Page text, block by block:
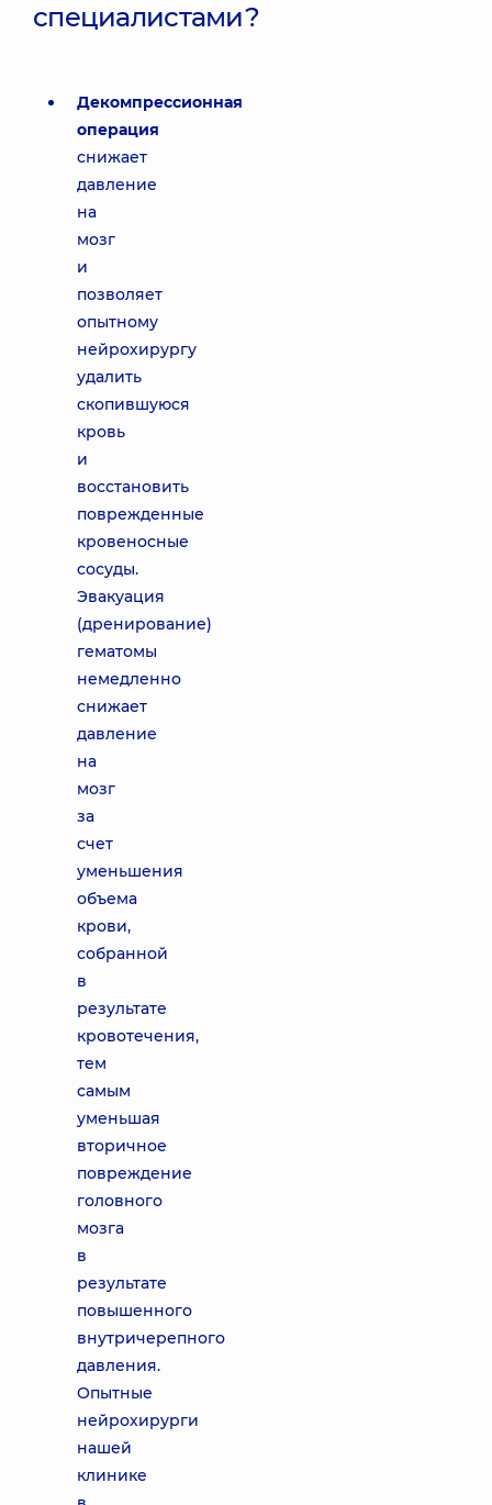
специалистами?
Декомпрессионная
операция
снижает
давление
на
мозг
и
позволяет
опытному
нейрохирургу
удалить
скопившуюся
кровь
и
восстановить
поврежденные
кровеносные
сосуды.
Эвакуация
(дренирование)
гематомы
немедленно
снижает
давление
на
мозг
за
счет
уменьшения
объема
крови,
собранной
в
результате
кровотечения,
тем
самым
уменьшая
вторичное
повреждение
головного
мозга
в
результате
повышенного
внутричерепного
давления.
Опытные
нейрохирурги
нашей
клинике